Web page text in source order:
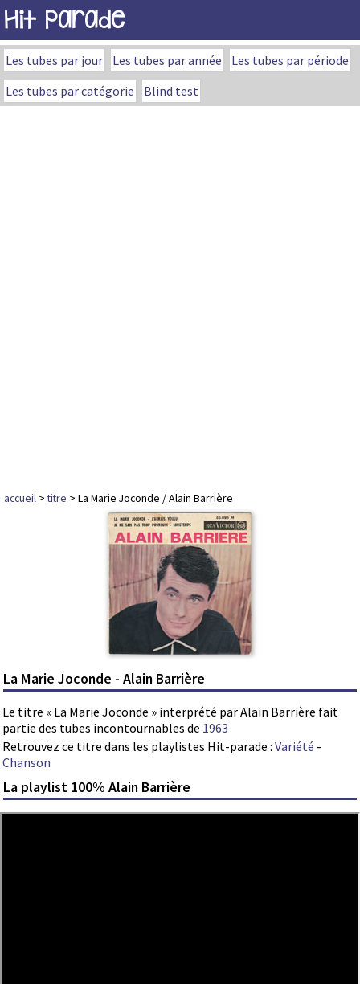
Hit Parade
Les tubes par jour Les tubes par année
Les tubes par période
Les tubes par catégorie
Blind test
accueil >titre > La Marie Joconde / Alain Barrière
La Marie Joconde - Alain Barrière
Le titre « La Marie Joconde » interprété par Alain Barrière fait
partie des tubes incontournables de 1963
Retrouvez ce titre dans les playlistes Hit-parade : Variété -
Chanson
La playlist 100% Alain Barrière